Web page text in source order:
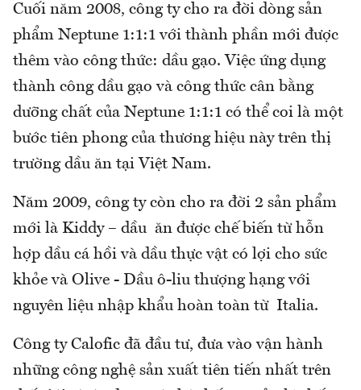
Cuối năm 2008, công ty cho ra đời dòng sản
phẩm Neptune 1:1:1 với thành phần mới được
thêm vào công thức: dầu gạo. Việc ứng dụng
thành công dầu gạo và công thức cân bằng
dưỡng chất của Neptune 1:1:1 có thể coi là một
bước tiên phong của thương hiệu này trên thị
trường dầu ăn tại Việt Nam.
Năm 2009, công ty còn cho ra đời 2 sản phẩm
mới là Kiddy – dầu ăn được chế biến từ hỗn
hợp dầu cá hồi và dầu thực vật có lợi cho sức
khỏe và Olive - Dầu ô-liu thượng hạng với
nguyên liệu nhập khẩu hoàn toàn từ Italia.
Công ty Calofic đã đầu tư, đưa vào vận hành
những công nghệ sản xuất tiên tiến nhất trên